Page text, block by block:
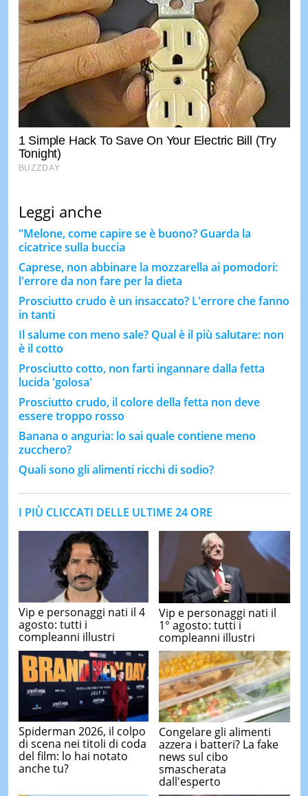
Leggi anche
"Melone, come capire se è buono? Guarda la
cicatrice sulla buccia
Caprese, non abbinare la mozzarella ai pomodori:
l'errore da non fare per la dieta
Prosciutto crudo è un insaccato? L'errore che fanno
in tanti
Il salume con meno sale? Qual è il più salutare: non
è il cotto
Prosciutto cotto, non farti ingannare dalla fetta
lucida 'golosa'
Prosciutto crudo, il colore della fetta non deve
essere troppo rosso
Banana o anguria: lo sai quale contiene meno
zucchero?
Quali sono gli alimenti ricchi di sodio?
I PIÙ CLICCATI DELLE ULTIME 24 ORE
Vip e personaggi nati il 4
agosto: tutti i
compleanni illustri
Vip e personaggi nati il
1° agosto: tutti i
compleanni illustri
Spiderman 2026, il colpo
di scena nei titoli di coda
del film: lo hai notato
anche tu?
Congelare gli alimenti
azzera i batteri? La fake
news sul cibo
smascherata
dall'esperto